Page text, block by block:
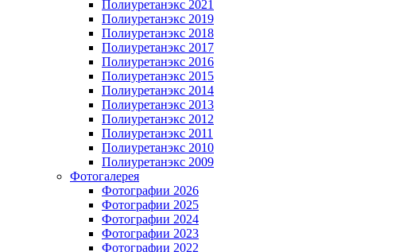
Полиуретанэкс 2021
Полиуретанэкс 2019
Полиуретанэкс 2018
Полиуретанэкс 2017
Полиуретанэкс 2016
Полиуретанэкс 2015
Полиуретанэкс 2014
Полиуретанэкс 2013
Полиуретанэкс 2012
Полиуретанэкс 2011
Полиуретанэкс 2010
Полиуретанэкс 2009
Фотогалерея
Фотографии 2026
Фотографии 2025
Фотографии 2024
Фотографии 2023
Фотографии 2022